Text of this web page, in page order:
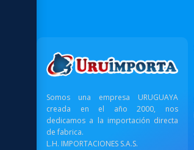
Somos una empresa URUGUAYA
creada en el año 2000, nos
dedicamos a la importación directa
de fabrica.
L.H. IMPORTACIONES S.A.S.